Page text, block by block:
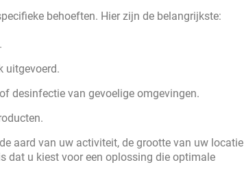
behoeften. Hier zijn de belangrijkste:
uitgevoerd.
desinfectie van gevoelige omgevingen.
aard van uw activiteit, de grootte van uw locatie
dat u kiest voor een oplossing die optimale